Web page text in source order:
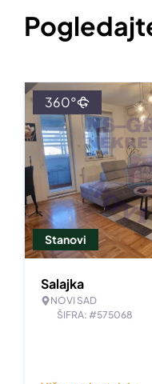
Stanovi
360°
Salajka
NOVI SAD
ŠIFRA: #575068